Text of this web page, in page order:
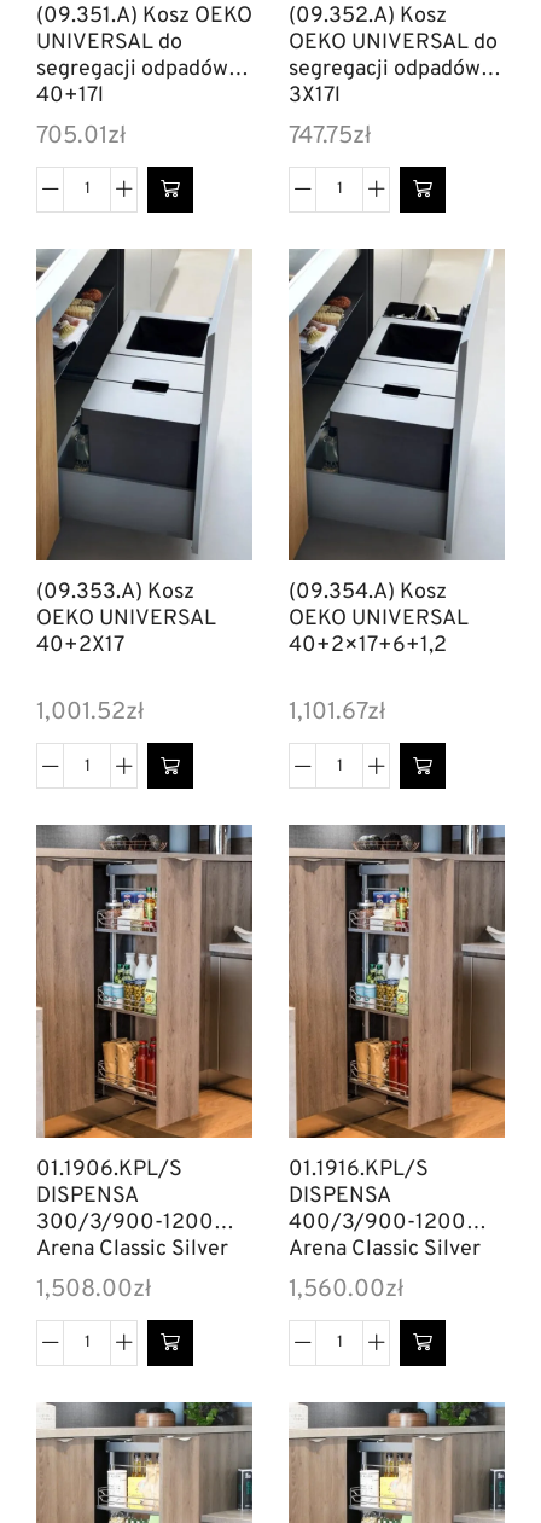
(09.351.A) Kosz OEKO
UNIVERSAL do
segregacji odpadów
40+17l
705.01zł
(09.352.A) Kosz
OEKO UNIVERSAL do
segregacji odpadów
3X17l
747.75zł
(09.353.A) Kosz
OEKO UNIVERSAL
40+2X17
1,001.52zł
(09.354.A) Kosz
OEKO UNIVERSAL
40+2×17+6+1,2
1,101.67zł
01.1906.KPL/S
DISPENSA
300/3/900-1200
Arena Classic Silver
1,508.00zł
01.1916.KPL/S
DISPENSA
400/3/900-1200
Arena Classic Silver
1,560.00zł